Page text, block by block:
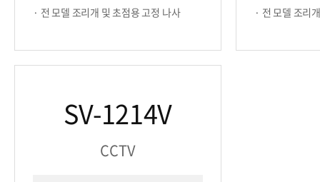
· 전 모델 조리개 및 초점용 고정 나사
· 전 모델 조리
SV-1214V
CCTV